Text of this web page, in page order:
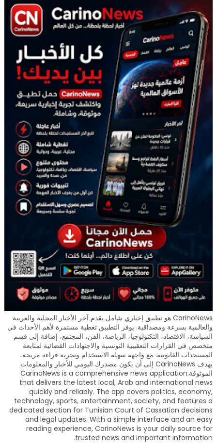
CarinoNews هو تطبيق إخباري شامل يقدم آخر الأخبار المحلية والعربية
والعالمية بسرعة ومصداقية. يوفر التطبيق تغطية مستمرة لأهم الأحداث في
السياسة، الاقتصاد، التكنولوجيا، الرياضة، الفن، المجتمع، إضافة إلى قسم
متخصص في القرارات التعقيبية التونسية والاجتهادات القضائية لمتابعة
المستجدات القانونية. مع واجهة سهلة الاستخدام وتجربة قراءة مريحة،
يهدف CarinoNews إلى أن يكون مصدرك اليومي للأخبار والمعلومات
الموثوقة.CarinoNews is a comprehensive news application
that delivers the latest local, Arab and international news
quickly and reliably. The app covers politics, economy,
technology, sports, entertainment, society, and features a
dedicated section for Tunisian Court of Cassation decisions
and legal updates. With a simple interface and an easy
reading experience, CarinoNews is your daily source for
trusted news and important information.